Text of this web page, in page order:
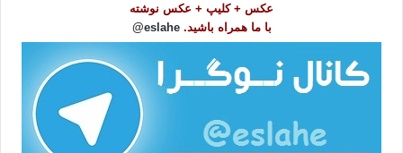
عکس + کلیپ + عکس نوشته
با ما همراه باشید. eslahe@